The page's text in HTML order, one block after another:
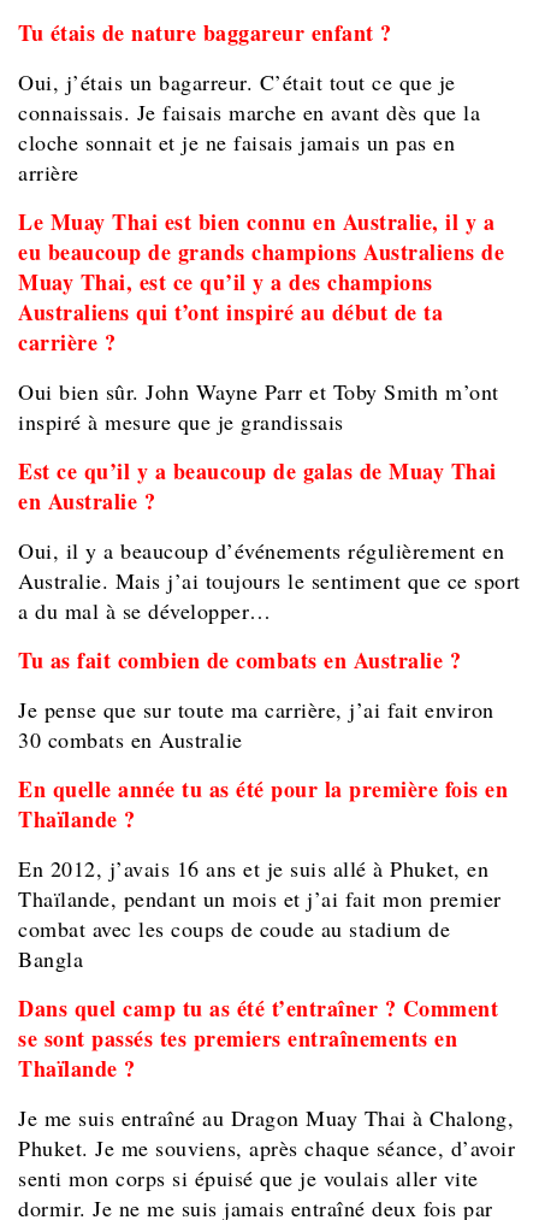
Tu étais de nature baggareur enfant ?
Oui, j’étais un bagarreur. C’était tout ce que je
connaissais. Je faisais marche en avant dès que la
cloche sonnait et je ne faisais jamais un pas en
arrière
Le Muay Thai est bien connu en Australie, il y a
eu beaucoup de grands champions Australiens de
Muay Thai, est ce qu’il y a des champions
Australiens qui t’ont inspiré au début de ta
carrière ?
Oui bien sûr. John Wayne Parr et Toby Smith m’ont
inspiré à mesure que je grandissais
Est ce qu’il y a beaucoup de galas de Muay Thai
en Australie ?
Oui, il y a beaucoup d’événements régulièrement en
Australie. Mais j’ai toujours le sentiment que ce sport
a du mal à se développer…
Tu as fait combien de combats en Australie ?
Je pense que sur toute ma carrière, j’ai fait environ
30 combats en Australie
En quelle année tu as été pour la première fois en
Thaïlande ?
En 2012, j’avais 16 ans et je suis allé à Phuket, en
Thaïlande, pendant un mois et j’ai fait mon premier
combat avec les coups de coude au stadium de
Bangla
Dans quel camp tu as été t’entraîner ? Comment
se sont passés tes premiers entraînements en
Thaïlande ?
Je me suis entraîné au Dragon Muay Thai à Chalong,
Phuket. Je me souviens, après chaque séance, d’avoir
senti mon corps si épuisé que je voulais aller vite
dormir. Je ne me suis jamais entraîné deux fois par